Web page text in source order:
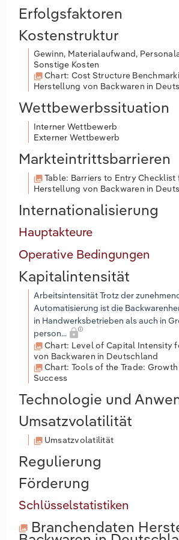
Erfolgsfaktoren
Kostenstruktur
Gewinn, Materialaufwand,
Sonstige Kosten
Chart: Cost Structure
Herstellung von Backwaren in
Wettbewerbssituation
Interner Wettbewerb
Externer Wettbewerb
Markteintrittsbarrieren
Table: Barriers to Entry Checklist
Herstellung von Backwaren in
Internationalisierung
Hauptakteure
Operative Bedingungen
Kapitalintensität
Arbeitsintensität Trotz der
Automatisierung ist die
in Handwerksbetrieben als auch in
person...
Chart: Level of Capital Intensity
von Backwaren in Deutschland
Chart: Tools of the Trade:
Success
Technologie und
Umsatzvolatilität
Umsatzvolatilität
Regulierung
Förderung
Schlüsselstatistiken
Branchendaten